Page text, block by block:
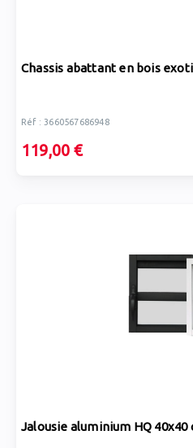
Réf : 3660567686948
119,00 €
Jalousie aluminium HQ 40x40